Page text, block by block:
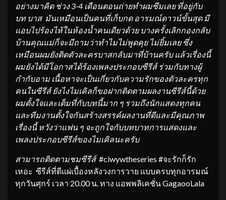
อย่างมาคิด ช่วง 3-4 เดือนตอนถ่ายทำผมซึมเลย ที่อยู่กับ
บท บาส มันเหมือนเป็นคนที่เก็บกด อารมณ์ดาวน์ขั้นสุด มี
แอบไปร้องไห้ในห้องน้ำคนเดียวด้วย บางครั้งเลิกกองกลับ
บ้านคุณแม่ก็จะมีถามว่าทำไมไม่พูดคุย ไม่ยิ้มเลย ซึ่ง
เหมือนผมยังติดตัวละครบาสกลับมาที่บ้านครับ แล้วเรื่องนี้
ผมยังได้มีโอกาสได้ร้องเพลงประกอบซีรีส์ ร่วมกับทางผู้
กำกับอาม เนื้อหาจะเป็นเกี่ยวกับความรักของตัวละครทุก
คนในซีรีส์ยังไงไมเคิลก็ขอฝากติดตามผลงานซีรีส์นี้ด้วย
ผมตั้งใจและเต็มที่กับบทนี้มาก ๆ รวมถึงนักแสดงทุกคน
และทีมงานตั้งใจกันสร้างสรรค์ผลงานที่ดีและมีคุณภาพ
เรื่องนี้ หวังว่าแฟน ๆ จะถูกใจกับบทบาทการแสดงและ
เพลงประกอบซีรีส์ของไมเคิลนะครับ
สามารถติดตามชมซีรีส์#ciwywtheseries #จะรักก็รัก
เหอะ ซีรีส์ที่ตีแผ่เบื้องหลังวงการวาย แบบครบทุกอารมณ์
ทุกวันศุกร์ เวลา 20.00 น. ทาง แอพพลิเคชั่น GagaooLala